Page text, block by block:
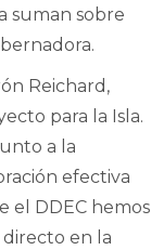
suman sobre
Reichard,
para la Isla.
a la
efectiva
el DDEC hemos
en la